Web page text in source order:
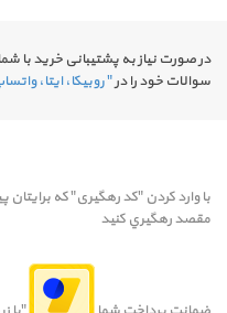
در صورت نیاز به پشتیبانی خرید با
سوالات خود را در" روبیکا، ایتا،
با وارد کردن "کد رهگیری" که
مقصد رهگيري کنيد